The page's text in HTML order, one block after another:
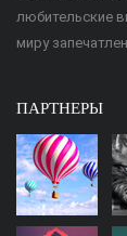
любительские
миру
ПАРТНЕРЫ